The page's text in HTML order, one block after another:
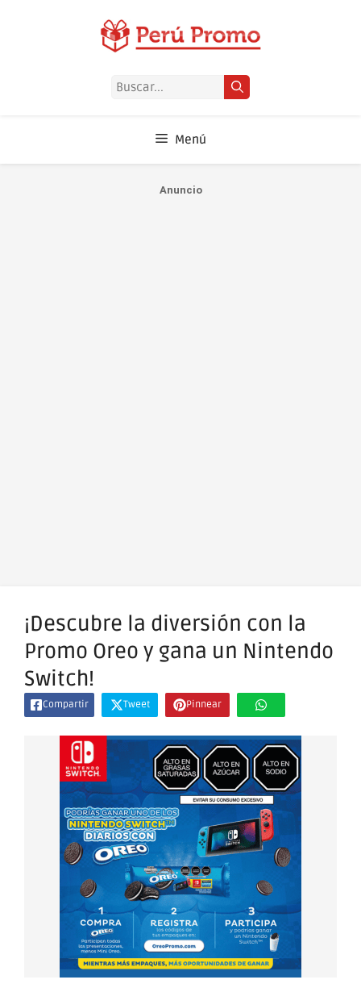
Buscar:
Menú
Anuncio
¡Descubre la diversión con la
Promo Oreo y gana un Nintendo
Switch!
Compartir Tweet Pinnear